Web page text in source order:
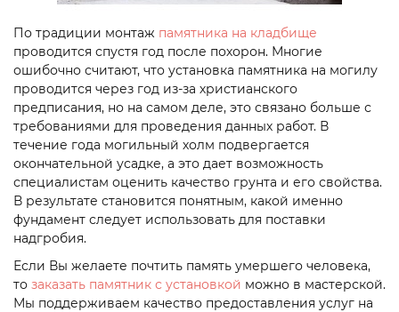
По традиции монтаж памятника на кладбище
проводится спустя год после похорон. Многие
ошибочно считают, что установка памятника на могилу
проводится через год из-за христианского
предписания, но на самом деле, это связано больше с
требованиями для проведения данных работ. В
течение года могильный холм подвергается
окончательной усадке, а это дает возможность
специалистам оценить качество грунта и его свойства.
В результате становится понятным, какой именно
фундамент следует использовать для поставки
надгробия.
Если Вы желаете почтить память умершего человека,
то заказать памятник с установкой можно в мастерской.
Мы поддерживаем качество предоставления услуг на